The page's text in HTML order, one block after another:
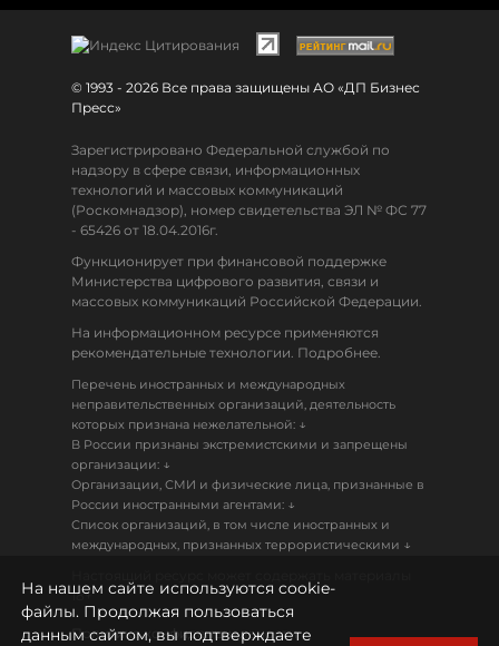
© 1993 - 2026 Все права защищены АО «ДП Бизнес
Пресс»
Зарегистрировано Федеральной службой по
надзору в сфере связи, информационных
технологий и массовых коммуникаций
(Роскомнадзор), номер свидетельства ЭЛ № ФС 77
- 65426 от 18.04.2016г.
Функционирует при финансовой поддержке
Министерства цифрового развития, связи и
массовых коммуникаций Российской Федерации.
На информационном ресурсе применяются
рекомендательные технологии. Подробнее.
Перечень иностранных и международных
неправительственных организаций, деятельность
которых признана нежелательной: ↓
В России признаны экстремистскими и запрещены
организации: ↓
Организации, СМИ и физические лица, признанные в
России иностранными агентами: ↓
Список организаций, в том числе иностранных и
международных, признанных террористическими ↓
18+
Политика конфиденциальности
На нашем сайте используются cookie-
файлы. Продолжая пользоваться
данным сайтом, вы подтверждаете